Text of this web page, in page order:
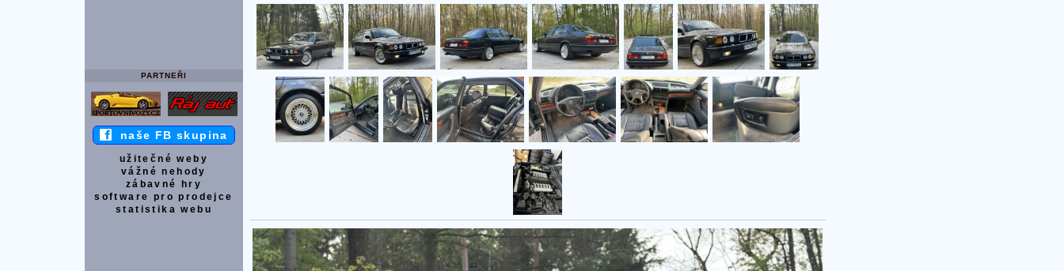
PARTNEŘI
naše FB skupina
užitečné weby
vážné nehody
zábavné hry
software pro prodejce
statistika webu